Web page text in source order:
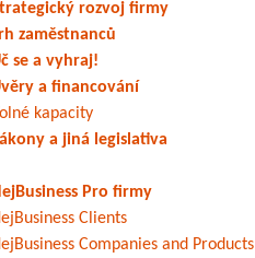
rozvoj firmy
zaměstnanců
se a vyhraj!
a financování
kapacity
a jiná legislativa
Pro firmy
Clients
Companies and Products